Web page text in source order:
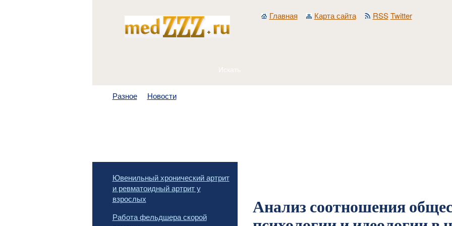
Главная Карта сайта RSS Twitter
Разное Новости
Ювенильный хронический артрит
и ревматоидный артрит у
взрослых
Работа фельдшера скорой
Анализ соотношения